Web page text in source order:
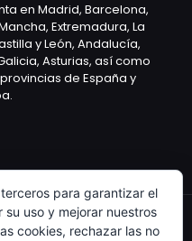
en Madrid, Barcelona,
Extremadura, La
y León, Andalucía,
Asturias, así como
de España y
para garantizar el
uso y mejorar nuestros
cookies, rechazar las no